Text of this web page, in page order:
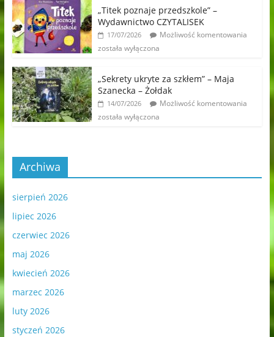
„Titek poznaje przedszkole” –
Wydawnictwo CZYTALISEK
17/07/2026
Możliwość komentowania
została wyłączona
„Sekrety ukryte za szkłem” – Maja
Szanecka – Żołdak
14/07/2026
Możliwość komentowania
została wyłączona
Archiwa
sierpień 2026
lipiec 2026
czerwiec 2026
maj 2026
kwiecień 2026
marzec 2026
luty 2026
styczeń 2026